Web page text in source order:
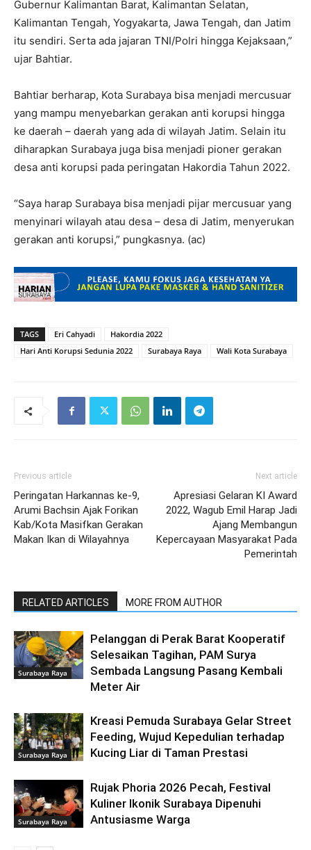
Gubernur Kalimantan Barat, Kalimantan Selatan,
Kalimantan Tengah, Yogyakarta, Jawa Tengah, dan Jatim
itu sendiri. Serta ada jajaran TNI/Polri hingga Kejaksaan,”
ujar Bahtiar.
Bahtiar berharap, Kota Surabaya bisa menjadi mercusuar
yang mampu menyebarkan gerakan anti korupsi hingga
ke daerah – daerah yang ada di wilayah Jatim. Selain itu
diharapkan Surabaya juga bisa menjadi pioner gerakan
desa anti korupsi pada peringatan Hakordia Tahun 2022.
“Saya harap Surabaya bisa menjadi pijar mercusuar yang
menyinari wilayah atau desa – desa di Jatim, menyerukan
gerakan anti korupsi,” pungkasnya. (ac)
TAGS Eri Cahyadi
Hakordia 2022
Hari Anti Korupsi Sedunia 2022
Surabaya Raya Wali Kota Surabaya
Previous article
Peringatan Harkannas ke-9,
Arumi Bachsin Ajak Forikan
Kab/Kota Masifkan Gerakan
Makan Ikan di Wilayahnya
Next article
Apresiasi Gelaran KI Award
2022, Wagub Emil Harap Jadi
Ajang Membangun
Kepercayaan Masyarakat Pada
Pemerintah
RELATED ARTICLES MORE FROM AUTHOR
Surabaya Raya
Pelanggan di Perak Barat Kooperatif
Selesaikan Tagihan, PAM Surya
Sembada Langsung Pasang Kembali
Meter Air
Surabaya Raya
Kreasi Pemuda Surabaya Gelar Street
Feeding, Wujud Kepedulian terhadap
Kucing Liar di Taman Prestasi
Surabaya Raya
Rujak Phoria 2026 Pecah, Festival
Kuliner Ikonik Surabaya Dipenuhi
Antusiasme Warga